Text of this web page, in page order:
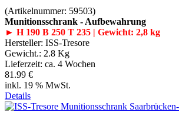
(Artikelnummer: 59503)
Munitionsschrank - Aufbewahrung
► H 190 B 250 T 235 | Gewicht: 2,8 kg
Hersteller: ISS-Tresore
Gewicht.: 2.8 Kg
Lieferzeit: ca. 4 Wochen
81.99 €
inkl. 19 % MwSt.
Details